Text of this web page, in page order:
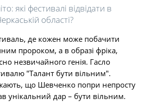
які фестивалі відвідати в
області?
де кожен може побачити
пророком, а в образі фріка,
незвичайного генія. Гасло
"Талант бути вільним".
що Шевченко попри непросту
унікальний дар – бути вільним.